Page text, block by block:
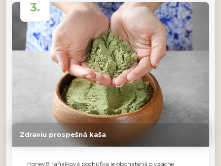
3.
Zdraviu prospešná kaša
HoneyB raňajková pochúťka je obohatená o vzácne